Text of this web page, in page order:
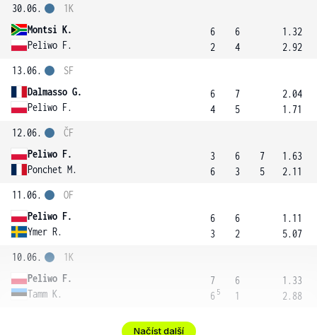
30.06.
Montsi K.
Peliwo F.
1K
6
2
6
4
1.32
2.92
13.06.
Dalmasso G.
Peliwo F.
SF
6
4
7
5
2.04
1.71
12.06.
Peliwo F.
Ponchet M.
ČF
3
6
6
3
7
5
1.63
2.11
11.06.
Peliwo F.
Ymer R.
OF
6
3
6
2
1.11
5.07
10.06.
Peliwo F.
Tamm K.
1K
7
6 5
6
1
1.33
2.88
Načíst další